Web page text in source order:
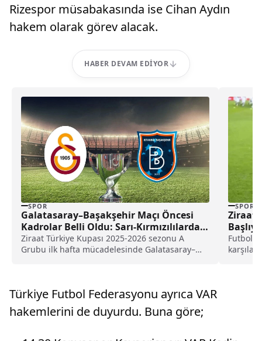
Rizespor müsabakasında ise Cihan Aydın
hakem olarak görev alacak.
HABER DEVAM EDIYOR
SPOR
Galatasaray–Başakşehir Maçı Öncesi
Kadrolar Belli Oldu: Sarı-Kırmızılılarda 8
Eksik
Ziraat Türkiye Kupası 2025-2026 sezonu A
Grubu ilk hafta mücadelesinde Galatasaray–
SPOR
Ziraat
Türkiye Futbol Federasyonu ayrıca VAR
hakemlerini de duyurdu. Buna göre;